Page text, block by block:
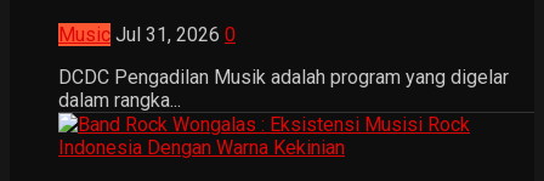
Music Jul 31, 2026 0
DCDC Pengadilan Musik adalah program yang digelar
dalam rangka...